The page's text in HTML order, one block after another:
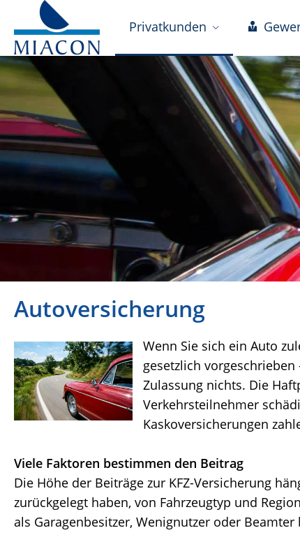
Privatkunden
Autoversicherung
Wenn Sie sich ein Auto
gesetzlich
Zulassung nichts. Die
Verkehrsteilnehmer
Kaskoversicherungen
Viele Faktoren bestimmen den Beitrag
Die Höhe der Beiträge zur KFZ-Versicherung
zurückgelegt haben, von Fahrzeugtyp und
als Garagenbesitzer, Wenignutzer oder